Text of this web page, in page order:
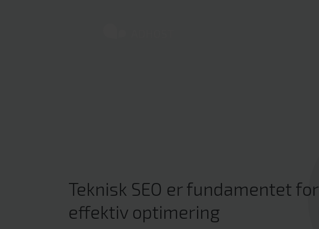
Teknisk SEO er fundamentet for
effektiv optimering